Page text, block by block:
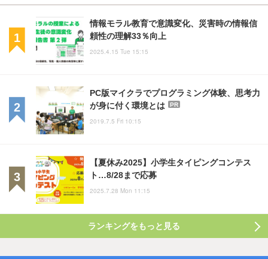
情報モラル教育で意識変化、災害時の情報信
頼性の理解33％向上
2025.4.15 Tue 15:15
PC版マイクラでプログラミング体験、思考力
が身に付く環境とは
PR
2019.7.5 Fri 10:15
【夏休み2025】小学生タイピングコンテス
ト…8/28まで応募
2025.7.28 Mon 11:15
ランキングをもっと見る